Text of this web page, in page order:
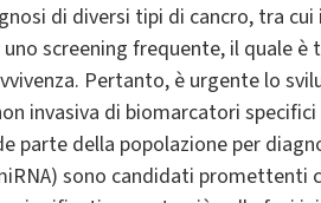
di diversi tipi di cancro, tra
screening frequente, il quale
Pertanto, è urgente lo
invasiva di biomarcatori
parte della popolazione per
sono candidati